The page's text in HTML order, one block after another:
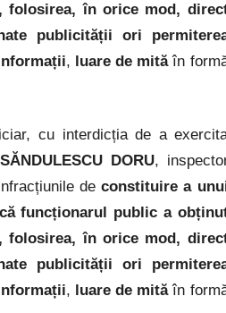
folosirea, în orice mod,
publicității ori
, luare de mităîn
cu interdicția de a
SĂNDULESCU DORU,
de constituire a
funcționarul public a
folosirea, în orice mod,
publicității ori
, luare de mităîn